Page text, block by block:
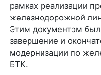
рамках реализации
железнодорожной
Этим документом
завершение и
модернизации по
БТК.